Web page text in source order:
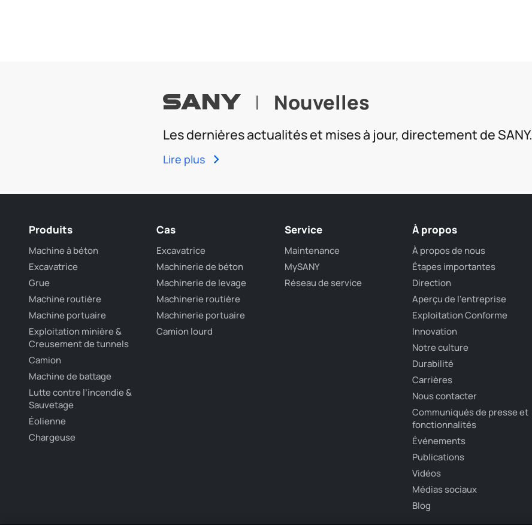
| Nouvelles
Les dernières actualités et mises à jour, directement de SANY.
Lire plus
Produits
Machine à béton
Excavatrice
Grue
Machine routière
Machine portuaire
Exploitation minière &
Creusement de tunnels
Camion
Machine de battage
Lutte contre l’incendie &
Sauvetage
Éolienne
Chargeuse
Cas
Excavatrice
Machinerie de béton
Machinerie de levage
Machinerie routière
Machinerie portuaire
Camion lourd
Service
Maintenance
MySANY
Réseau de service
À propos
À propos de nous
Étapes importantes
Direction
Aperçu de l'entreprise
Exploitation Conforme
Innovation
Notre culture
Durabilité
Carrières
Nous contacter
Communiqués de presse et
fonctionnalités
Événements
Publications
Vidéos
Médias sociaux
Blog